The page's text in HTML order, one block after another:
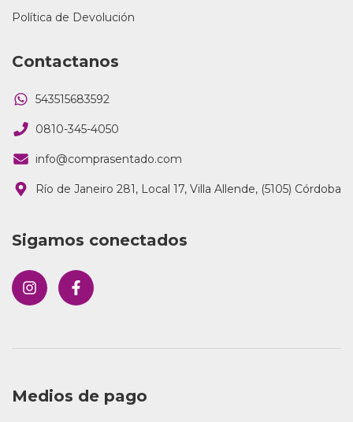
Política de Devolución
Contactanos
543515683592
0810-345-4050
info@comprasentado.com
Río de Janeiro 281, Local 17, Villa Allende, (5105) Córdoba
Sigamos conectados
Medios de pago